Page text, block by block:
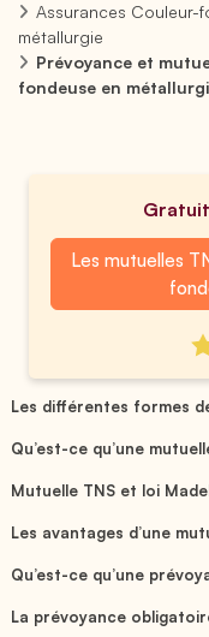
Assurances Couleur-
métallurgie
Prévoyance et
fondeuse en
Les mutuelles
Les différentes formes
Qu’est-ce qu’une
Mutuelle TNS et loi
Les avantages d’une
Qu’est-ce qu’une
La prévoyance